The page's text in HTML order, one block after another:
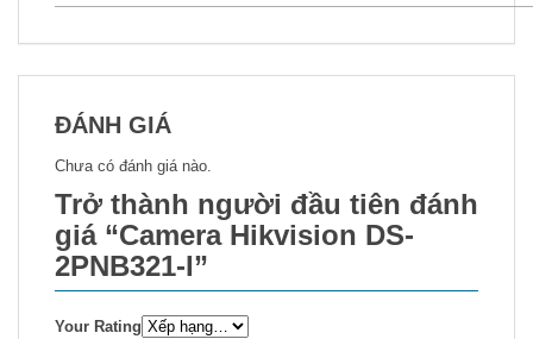
ĐÁNH GIÁ
Chưa có đánh giá nào.
Trở thành người đầu tiên đánh
giá “Camera Hikvision DS-
2PNB321-I”
Your Rating